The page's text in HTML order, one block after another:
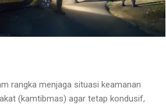
rangka menjaga situasi keamanan
(kamtibmas) agar tetap kondusif,